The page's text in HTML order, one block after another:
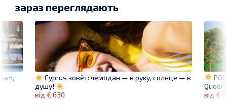
від €
зараз переглядають
Сyprus зовёт: чемодан — в руку, солнце — в
душу!
від € 630